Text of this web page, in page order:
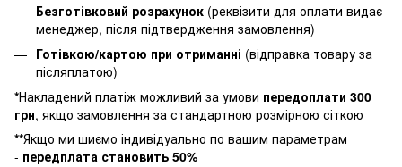
Безготівковий розрахунок (реквізити для оплати видає
менеджер, після підтвердження замовлення)
Готівкою/картою при отриманні (відправка товару за
післяплатою)
*Накладений платіж можливий за умови передоплати 300
грн, якщо замовлення за стандартною розмірною сіткою
**Якщо ми шиємо індивідуально по вашим параметрам
- передплата становить 50%